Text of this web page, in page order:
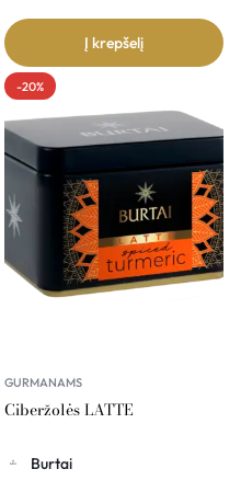
Į krepšelį
-20%
GURMANAMS
Ciberžolės LATTE
Burtai